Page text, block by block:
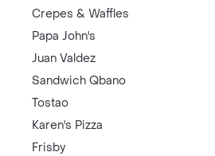
Crepes & Waffles
Papa John's
Juan Valdez
Sandwich Qbano
Tostao
Karen's Pizza
Frisby